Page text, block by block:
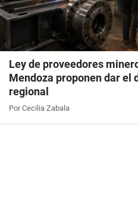
Ley de proveedores
Mendoza proponen dar el
regional
Por Cecilia Zabala